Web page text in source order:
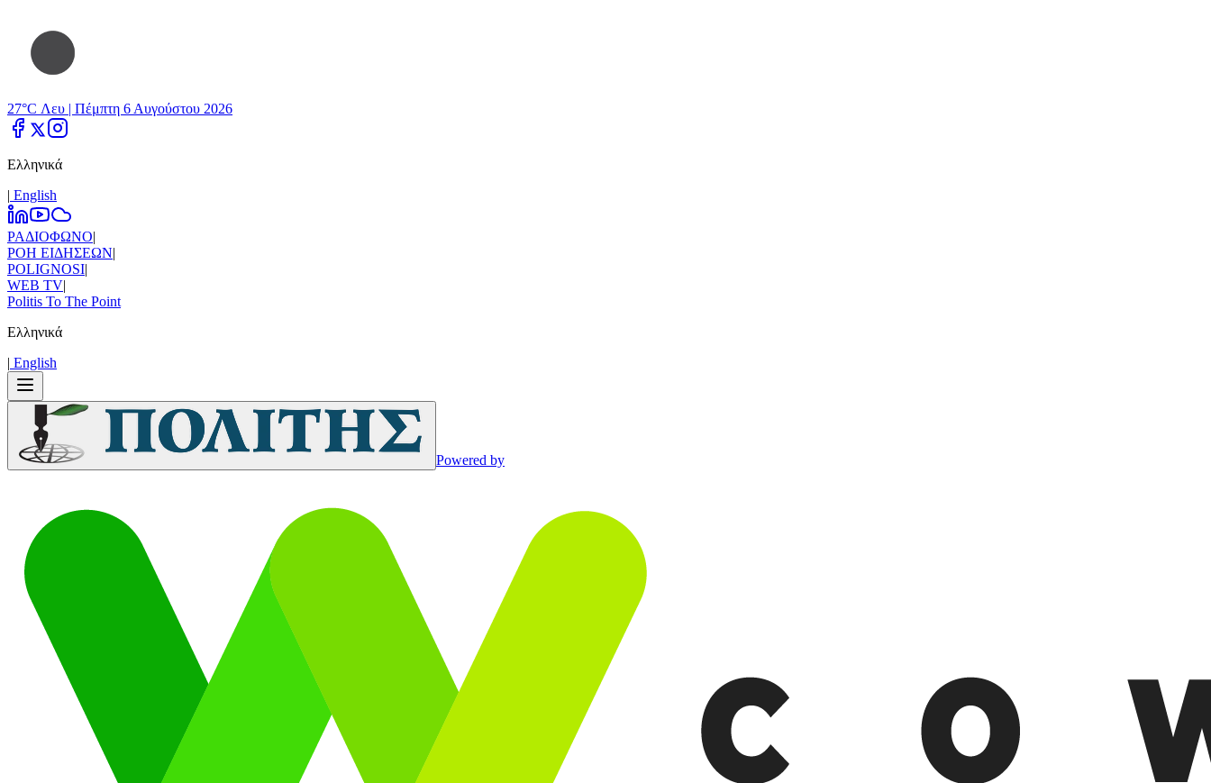
27°C Λευ | Πέμπτη 6 Αυγούστου 2026
Ελληνικά
| Εnglish
ΡΑΔΙΟΦΩΝΟ|
ΡΟΗ ΕΙΔΗΣΕΩΝ|
POLIGNOSI|
WEB TV|
Politis To The Point
Ελληνικά
| Εnglish
Powered by